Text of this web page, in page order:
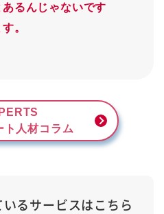
あるんじゃないです
。
ト人材コラム
るサービスはこちら